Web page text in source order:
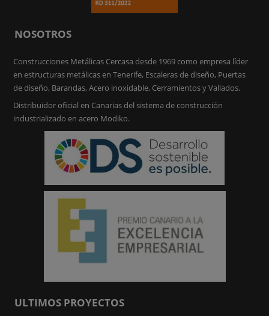
NOSOTROS
Construcciones Metálicas Cercasa desde 1969 como empresa líder
en estructuras metálicas en Tenerife, Escaleras de diseño, Puertas
de diseño, Barandas, Acero inoxidable, Cerramientos y Vallados.
Distribuidor oficial en Canarias del sistema de construcción
industrializado en acero Modiko.
ULTIMOS PROYECTOS